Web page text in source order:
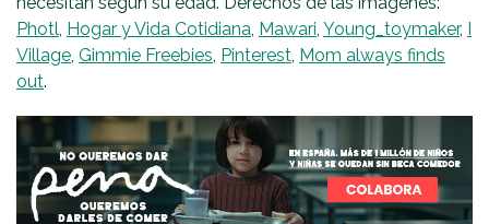
Photl Hogar y Vida Cotidiana Mawari Young_toymaker, I
Village Gimmie Freebies Pinterest Mom always finds
out.